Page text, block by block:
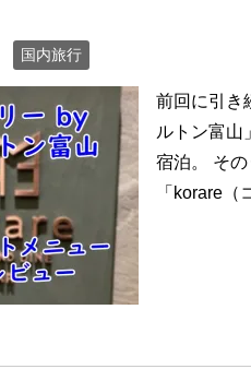
国内旅行
前回に引き
ルトン富山
宿泊。 そ
「korare